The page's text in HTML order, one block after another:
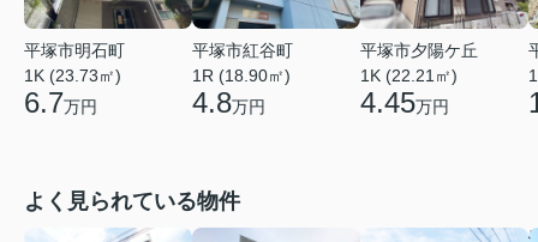
平塚市明石町
1K (23.73㎡)
6.7万円
平塚市紅谷町
1R (18.90㎡)
4.8万円
平塚市夕陽ケ丘
1K (22.21㎡)
4.45万円
よく見られている物件